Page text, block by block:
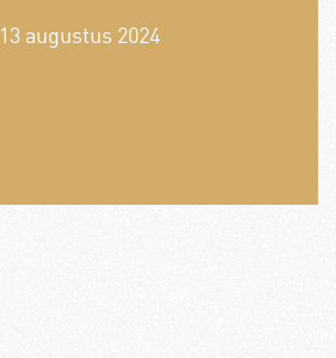
13 augustus 2024